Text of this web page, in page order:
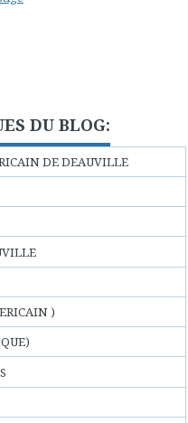
DU BLOG:
DE DEAUVILLE
)